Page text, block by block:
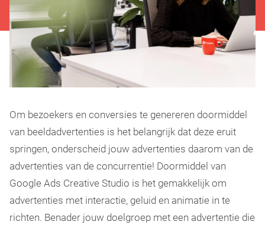
Om bezoekers en conversies te genereren doormiddel
van beeldadvertenties is het belangrijk dat deze eruit
springen, onderscheid jouw advertenties daarom van de
advertenties van de concurrentie! Doormiddel van
Google Ads Creative Studio is het gemakkelijk om
advertenties met interactie, geluid en animatie in te
richten. Benader jouw doelgroep met een advertentie die